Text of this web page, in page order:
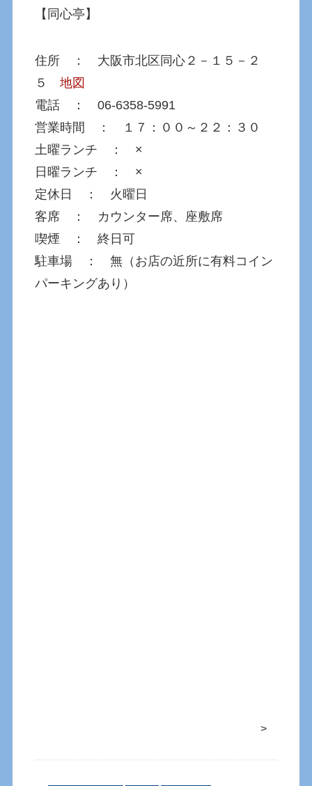
【同心亭】
住所 ： 大阪市北区同心２－１５－２
５地図
電話 ： 06-6358-5991
営業時間 ： １７：００～２２：３０
土曜ランチ ： ×
日曜ランチ ： ×
定休日 ： 火曜日
客席 ： カウンター席、座敷席
喫煙 ： 終日可
駐車場 ： 無（お店の近所に有料コイン
パーキングあり）
>